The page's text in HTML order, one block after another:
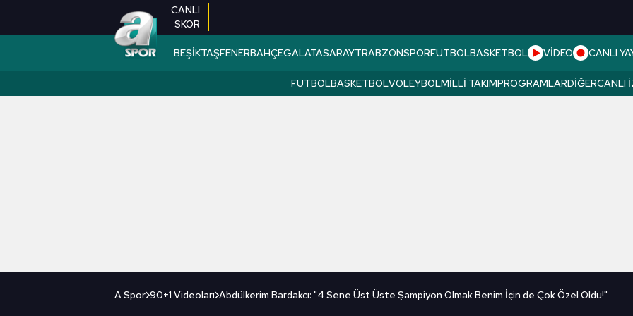
CANLI
SKOR
BEŞİKTAŞFENERBAHÇEGALATASARAYTRABZONSPORFUTBOLBASKETBOL VİDEO CANLI
FUTBOLBASKETBOLVOLEYBOLMILLI TAKIMPROGRAMLARDIĞERCANLI
A Spor 90+1 Videoları Abdülkerim Bardakcı: "4 Sene Üst Üste Şampiyon Olmak Benim İçin de Çok Özel Oldu!"